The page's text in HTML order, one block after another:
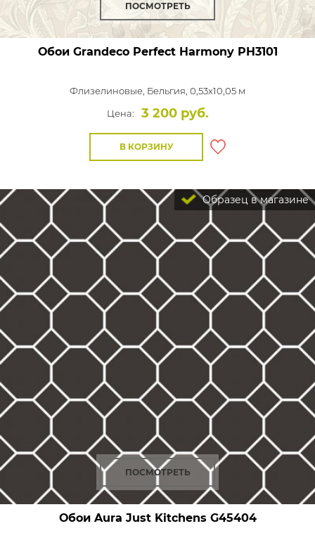
ПОСМОТРЕТЬ
Обои Grandeco Perfect HarmonyPH3101
Флизелиновые, Бельгия, 0,53x10,05 м
Цена:
3 200 руб.
В КОРЗИНУ
Образец в магазине
ПОСМОТРЕТЬ
Обои Aura Just Kitchens G45404